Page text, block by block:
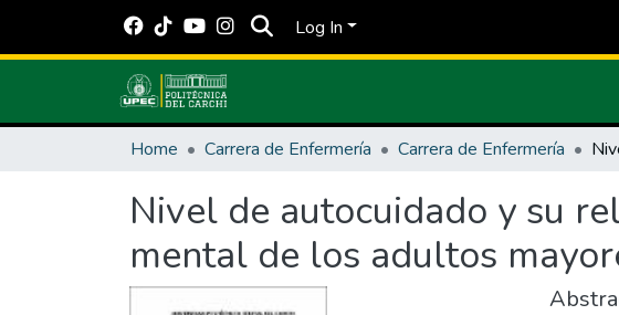
Log In
Home Carrera de Enfermería Carrera de Enfermería
Nivel de autocuidado y su
mental de los adultos